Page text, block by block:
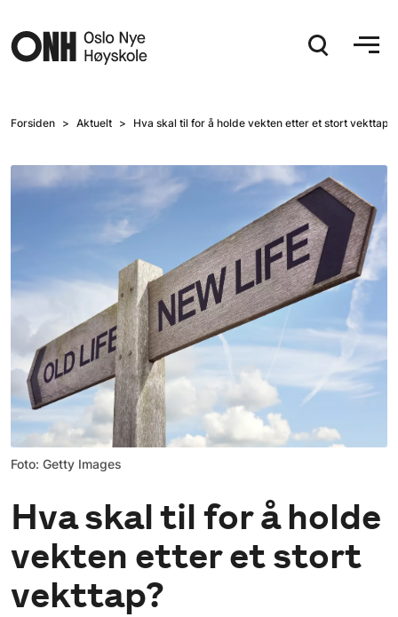
Forsiden Aktuelt Hva skal til for å holde vekten etter et stort vekttap?
Foto: Getty Images
Hva skal til for å holde
vekten etter et stort
vekttap?